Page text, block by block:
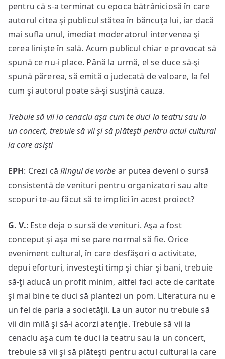
pentru că s-a terminat cu epoca bătrâniciosă în care
autorul citea şi publicul stătea în băncuţa lui, iar dacă
mai sufla unul, imediat moderatorul intervenea şi
cerea linişte în sală. Acum publicul chiar e provocat să
spună ce nu-i place. Până la urmă, el se duce să-şi
spună părerea, să emită o judecată de valoare, la fel
cum şi autorul poate să-şi susţină cauza.
Trebuie să vii la cenaclu aşa cum te duci la teatru sau la
un concert, trebuie să vii şi să plăteşti pentru actul cultural
la care asişti
EPH: Crezi căRingul de vorbe ar putea deveni o sursă
consistentă de venituri pentru organizatori sau alte
scopuri te-au făcut să te implici în acest proiect?
G. V.: Este deja o sursă de venituri. Aşa a fost
conceput şi aşa mi se pare normal să fie. Orice
eveniment cultural, în care desfăşori o activitate,
depui eforturi, investeşti timp şi chiar şi bani, trebuie
să-ţi aducă un profit minim, altfel faci acte de caritate
şi mai bine te duci să plantezi un pom. Literatura nu e
un fel de paria a societăţii. La un autor nu trebuie să
vii din milă şi să-i acorzi atenţie. Trebuie să vii la
cenaclu aşa cum te duci la teatru sau la un concert,
trebuie să vii şi să plăteşti pentru actul cultural la care